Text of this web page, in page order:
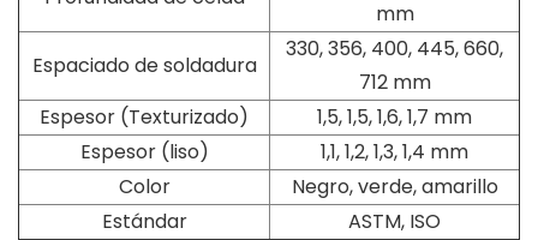
mm
Espaciado de soldadura
330, 356, 400, 445, 660,
712 mm
Espesor (Texturizado)
1,5, 1,5, 1,6, 1,7 mm
Espesor (liso)
1,1, 1,2, 1,3, 1,4 mm
Color
Negro, verde, amarillo
Estándar
ASTM, ISO